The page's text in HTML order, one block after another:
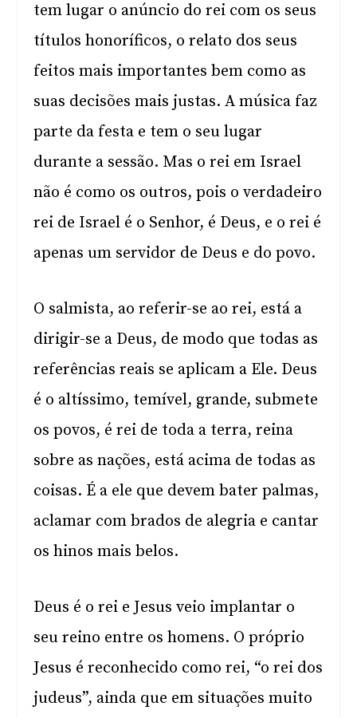
tem lugar o anúncio do rei com os seus
títulos honoríficos, o relato dos seus
feitos mais importantes bem como as
suas decisões mais justas. A música faz
parte da festa e tem o seu lugar
durante a sessão. Mas o rei em Israel
não é como os outros, pois o verdadeiro
rei de Israel é o Senhor, é Deus, e o rei é
apenas um servidor de Deus e do povo.
O salmista, ao referir-se ao rei, está a
dirigir-se a Deus, de modo que todas as
referências reais se aplicam a Ele. Deus
é o altíssimo, temível, grande, submete
os povos, é rei de toda a terra, reina
sobre as nações, está acima de todas as
coisas. É a ele que devem bater palmas,
aclamar com brados de alegria e cantar
os hinos mais belos.
Deus é o rei e Jesus veio implantar o
seu reino entre os homens. O próprio
Jesus é reconhecido como rei, “o rei dos
judeus”, ainda que em situações muito